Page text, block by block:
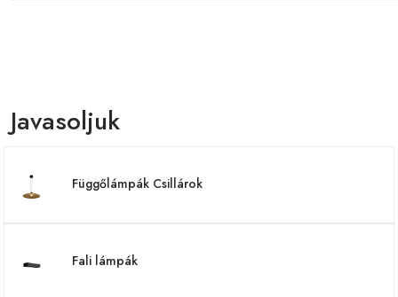
Javasoljuk
Függőlámpák Csillárok
Fali lámpák